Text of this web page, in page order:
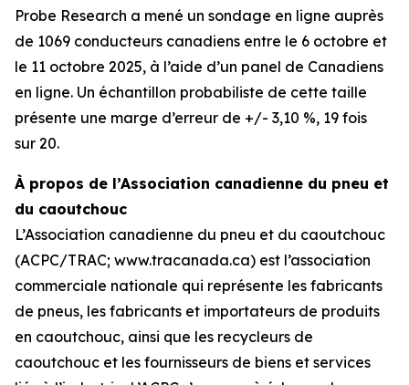
Probe Research a mené un sondage en ligne auprès
de 1069 conducteurs canadiens entre le 6 octobre et
le 11 octobre 2025, à l’aide d’un panel de Canadiens
en ligne. Un échantillon probabiliste de cette taille
présente une marge d’erreur de +/- 3,10 %, 19 fois
sur 20.
À propos de l’Association canadienne du pneu et
du caoutchouc
L’Association canadienne du pneu et du caoutchouc
(ACPC/TRAC; www.tracanada.ca) est l’association
commerciale nationale qui représente les fabricants
de pneus, les fabricants et importateurs de produits
en caoutchouc, ainsi que les recycleurs de
caoutchouc et les fournisseurs de biens et services